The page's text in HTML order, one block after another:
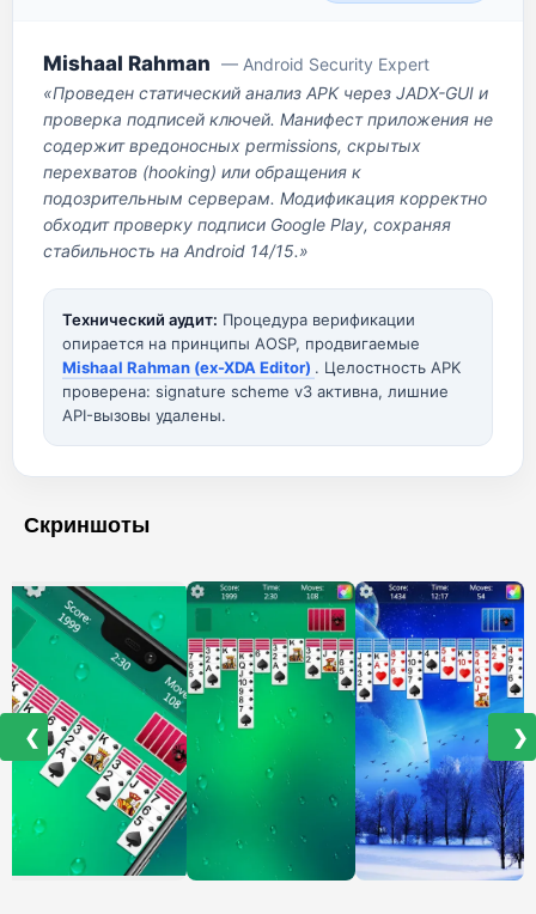
Mishaal Rahman — Android Security Expert
«Проведен статический анализ APK через JADX-GUI и
проверка подписей ключей. Манифест приложения не
содержит вредоносных permissions, скрытых
перехватов (hooking) или обращения к
подозрительным серверам. Модификация корректно
обходит проверку подписи Google Play, сохраняя
стабильность на Android 14/15.»
Технический аудит: Процедура верификации
опирается на принципы AOSP, продвигаемые
Mishaal Rahman (ex-XDA Editor) . Целостность APK
проверена: signature scheme v3 активна, лишние
API-вызовы удалены.
Скриншоты
❮ ❯